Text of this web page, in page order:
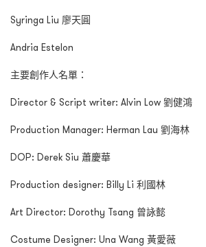
Syringa Liu 廖天圓
Andria Estelon
主要創作人名單：
Director & Script writer: Alvin Low 劉健鴻
Production Manager: Herman Lau 劉海林
DOP: Derek Siu 蕭慶華
Production designer: Billy Li 利國林
Art Director: Dorothy Tsang 曾詠懿
Costume Designer: Una Wang 黃愛薇